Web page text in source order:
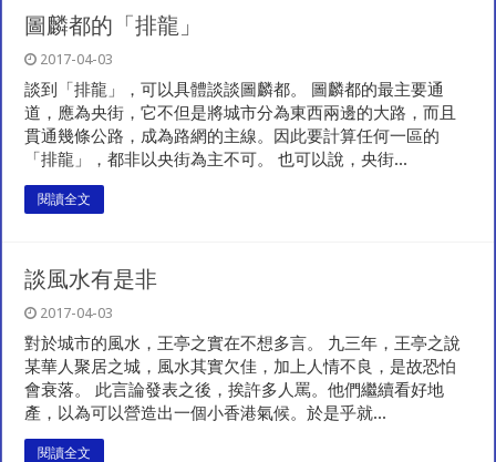
圖麟都的「排龍」
2017-04-03
談到「排龍」，可以具體談談圖麟都。 圖麟都的最主要通
道，應為央街，它不但是將城市分為東西兩邊的大路，而且
貫通幾條公路，成為路網的主線。因此要計算任何一區的
「排龍」，都非以央街為主不可。 也可以說，央街...
閱讀全文
談風水有是非
2017-04-03
對於城市的風水，王亭之實在不想多言。 九三年，王亭之說
某華人聚居之城，風水其實欠佳，加上人情不良，是故恐怕
會衰落。 此言論發表之後，挨許多人罵。他們繼續看好地
產，以為可以營造出一個小香港氣候。於是乎就...
閱讀全文